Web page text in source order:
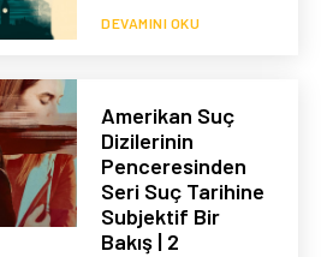
DEVAMINI OKU
Amerikan Suç
Dizilerinin
Penceresinden
Seri Suç Tarihine
Subjektif Bir
Bakış | 2